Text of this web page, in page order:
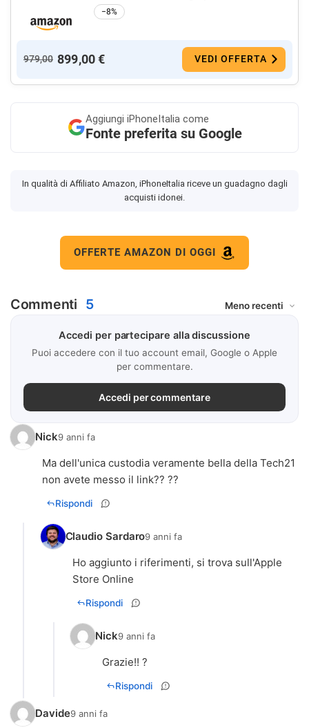
−8%
979,00 899,00 € VEDI OFFERTA
Aggiungi iPhoneItalia come
Fonte preferita su Google
In qualità di Affiliato Amazon, iPhoneItalia riceve un guadagno dagli
acquisti idonei.
OFFERTE AMAZON DI OGGI
Commenti 5
Accedi per partecipare alla discussione
Puoi accedere con il tuo account email, Google o Apple
per commentare.
Accedi per commentare
Nick9 anni fa
Ma dell'unica custodia veramente bella della Tech21
non avete messo il link?? ??
Rispondi
Claudio Sardaro9 anni fa
Ho aggiunto i riferimenti, si trova sull'Apple
Store Online
Rispondi
Nick9 anni fa
Grazie!! ?
Rispondi
Davide9 anni fa